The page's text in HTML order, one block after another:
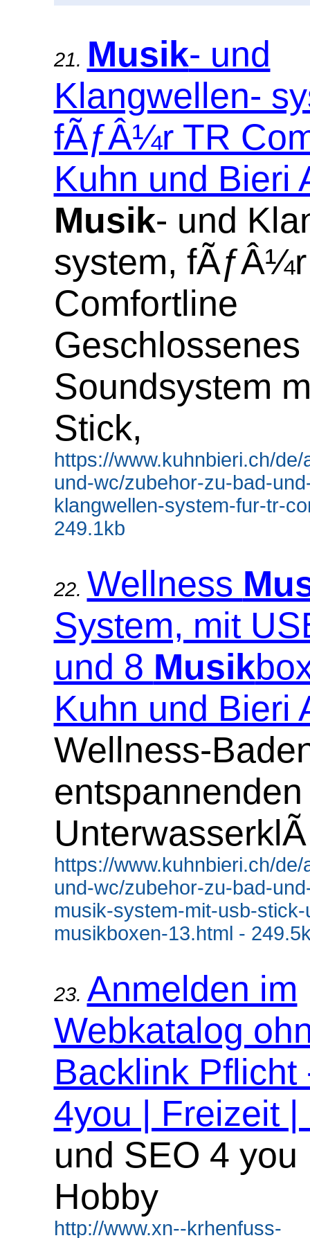
21. Musik- und
Klangwellen-
fÃƒÂ¼r TR
Kuhn und Bieri
Musik- und
system,
Comfortline
Geschlossenes
Soundsystem
Stick,
https://www.kuhnbieri.ch/
und-wc/zubehor-zu-bad-
klangwellen-system-fur-tr-
249.1kb
22. Wellness
System, mit
und 8 Musik
Kuhn und Bieri
Wellness-
entspannenden
https://www.kuhnbieri.ch/
und-wc/zubehor-zu-bad-
musik-system-mit-usb-stick-
musikboxen-13.html -
23. Anmelden im
Webkatalog
Backlink Pflicht
4you | Freizeit |
und SEO 4 you
Hobby
http://www.xn--krhenfuss-